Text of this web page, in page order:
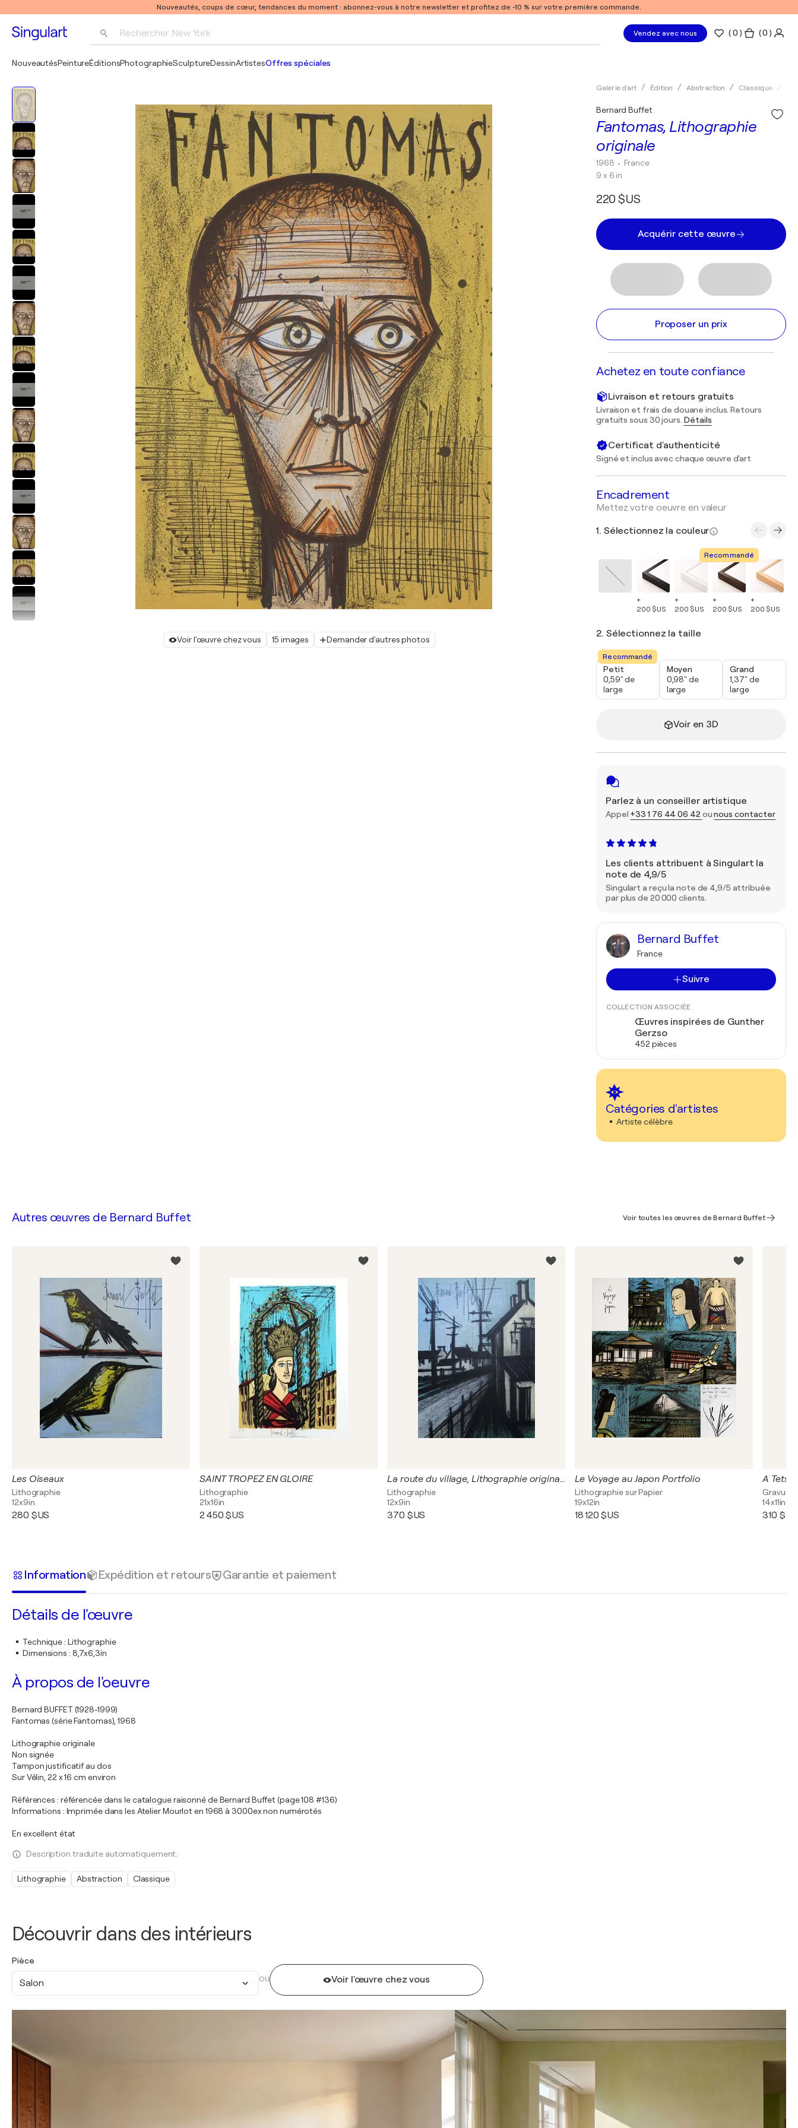
Nouveautés, coups de cœur, tendances du moment : abonnez-vous à notre newsletter et profitez de -10 % sur votre première commande.
Rechercher New York
Pablo Picasso
Vendez avec nous (0 ) ( 0 )
NouveautésPeintureÉditionsPhotographieSculptureDessinArtistesOffres spéciales
Voir l'œuvre chez vous 15 images Demander d'autres photos
Galerie d'art Édition Abstraction Classique
Fantomas, Lithographie
originale
Bernard Buffet
1968 • France
9 x 6 in
220 $US
Acquérir cette œuvre
Proposer un prix
Achetez en toute confiance
Livraison et retours gratuits
Livraison et frais de douane inclus. Retours
gratuits sous 30 jours. Détails
Certificat d'authenticité
Signé et inclus avec chaque œuvre d'art
Encadrement
Mettez votre oeuvre en valeur
1. Sélectionnez la couleur
+
200 $US
+
200 $US
Recommandé
+
200 $US
+
200 $US
2. Sélectionnez la taille
Recommandé
Petit
0,59" de
large
Moyen
0,98" de
large
Grand
1,37" de
large
Voir en 3D
Parlez à un conseiller artistique
Appel +33 1 76 44 06 42 ounous contacter
Les clients attribuent à Singulart la
note de 4,9/5
Singulart a reçu la note de 4,9/5 attribuée
par plus de 20 000 clients.
Bernard Buffet
France
Suivre
COLLECTION ASSOCIÉE
Œuvres inspirées de Gunther
Gerzso
452 pièces
Catégories d'artistes
Artiste célèbre
Découvrir dans des intérieurs
Pièce
Salon OU Voir l'œuvre chez vous
Autres œuvres de Bernard Buffet Voir toutes les œuvres de Bernard Buffet
Les Oiseaux
Lithographie
12x9in
280 $US
SAINT TROPEZ EN GLOIRE
Lithographie
21x16in
2 450 $US
La route du village, Lithographie originale signée, 1967, MOURLOT
Lithographie
12x9in
370 $US
Le Voyage au Japon Portfolio
Lithographie sur Papier
19x12in
18 120 $US
A
Gravure
14x11in
310 $US
Information Expédition et retours Garantie et paiement
Détails de l'œuvre
Technique: Lithographie
Dimensions : 8,7x6,3in
À propos de l'oeuvre
Bernard BUFFET (1928-1999)
Fantomas (série Fantomas), 1968
Lithographie originale
Non signée
Tampon justificatif au dos
Sur Vélin, 22 x 16 cm environ
Références : référencée dans le catalogue raisonné de Bernard Buffet (page 108 #136)
Informations : Imprimée dans les Atelier Mourlot en 1968 à 3000ex non numérotés
En excellent état
Description traduite automatiquement.
Lithographie Abstraction Classique